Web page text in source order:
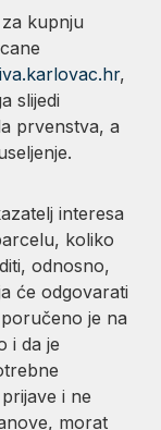
kupnju
,
slijedi
prvenstva, a
interesa
koliko
odnosno,
će odgovarati
je na
i da je
i ne
morat